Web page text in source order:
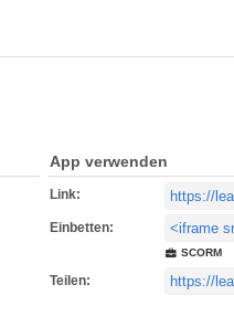
App verwenden
Link:
Einbetten:
SCORM
Teilen: